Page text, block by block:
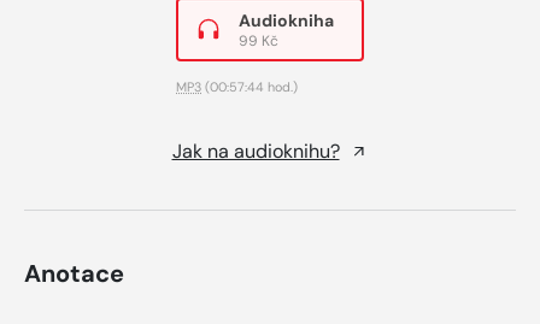
Audiokniha
99 Kč
MP3 (00:57:44 hod.)
Jak na audioknihu?
Anotace